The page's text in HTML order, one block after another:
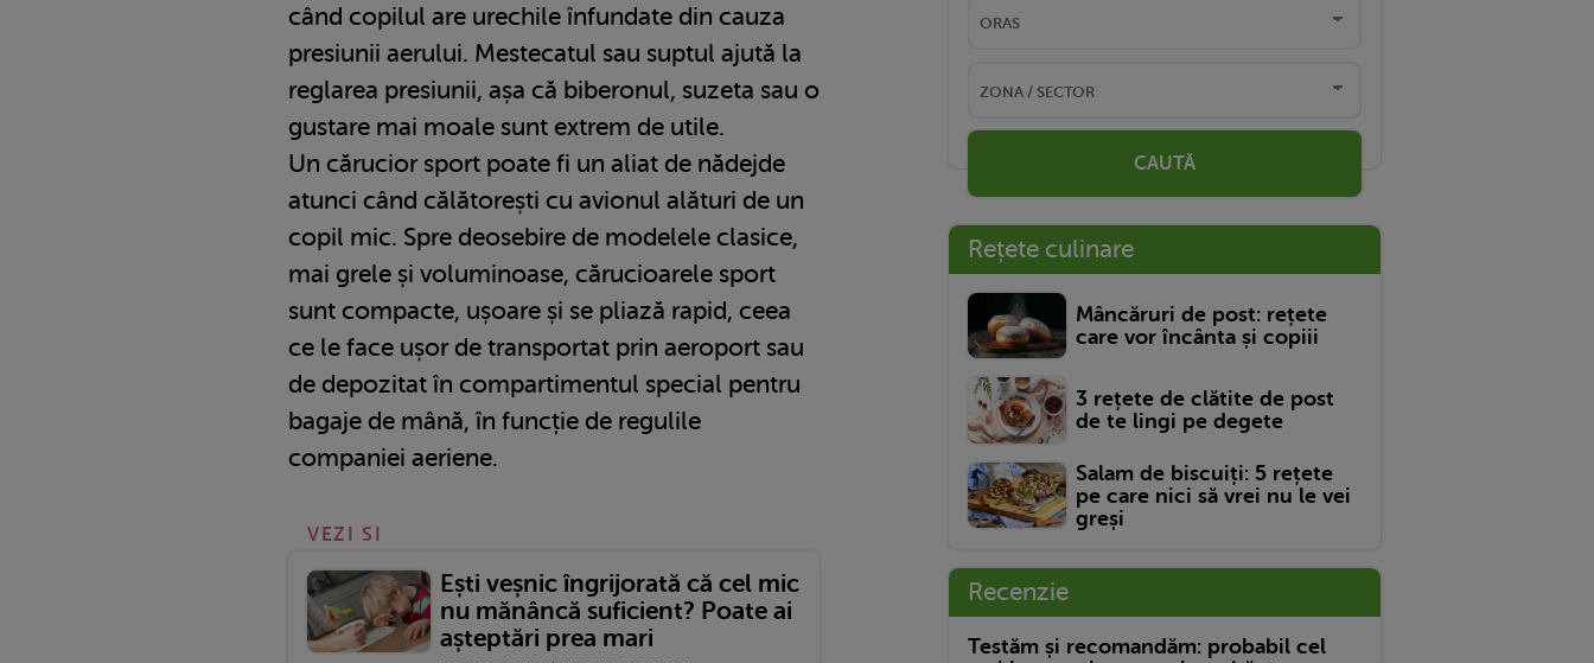
când copilul are urechile înfundate din cauza
presiunii aerului. Mestecatul sau suptul ajută la
reglarea presiunii, așa că biberonul, suzeta sau o
gustare mai moale sunt extrem de utile.
Un cărucior sport poate fi un aliat de nădejde
atunci când călătorești cu avionul alături de un
copil mic. Spre deosebire de modelele clasice,
mai grele și voluminoase, cărucioarele sport
sunt compacte, ușoare și se pliază rapid, ceea
ce le face ușor de transportat prin aeroport sau
de depozitat în compartimentul special pentru
bagaje de mână, în funcție de regulile
companiei aeriene.
VEZI SI
Ești veșnic îngrijorată că cel mic
nu mănâncă suficient? Poate ai
așteptări prea mari
CAUTĂ
Rețete culinare
Mâncăruri de post: rețete
care vor încânta și copiii
3 rețete de clătite de post
de te lingi pe degete
Salam de biscuiți: 5 rețete
pe care nici să vrei nu le vei
greși
Recenzie
Testăm și recomandăm: probabil cel